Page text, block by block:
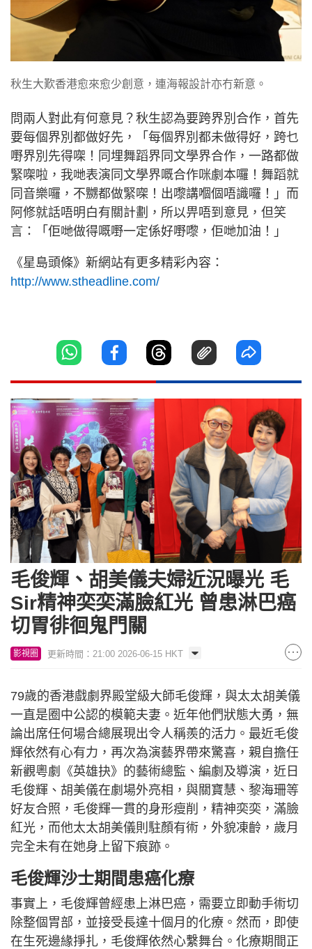
秋生大歎香港愈來愈少創意，連海報設計亦冇新意。
問兩人對此有何意見？秋生認為要跨界別合作，首先
要每個界別都做好先，「每個界別都未做得好，跨乜
嘢界別先得㗎！同埋舞蹈界同文學界合作，一路都做
緊㗎啦，我哋表演同文學界嘅合作咪劇本囉！舞蹈就
同音樂囉，不嬲都做緊㗎！出嚟講嗰個唔識囉！」而
阿修就話唔明白有關計劃，所以畀唔到意見，但笑
言：「佢哋做得嘅嘢一定係好嘢嚟，佢哋加油！」
《星島頭條》新網站有更多精彩內容：
http://www.stheadline.com/
毛俊輝、胡美儀夫婦近況曝光 毛
Sir精神奕奕滿臉紅光 曾患淋巴癌
切胃徘徊鬼門關
影視圈 更新時間：21:00 2026-06-15 HKT
79歲的香港戲劇界殿堂級大師毛俊輝，與太太胡美儀
一直是圈中公認的模範夫妻。近年他們狀態大勇，無
論出席任何場合總展現出令人稱羨的活力。最近毛俊
輝依然有心有力，再次為演藝界帶來驚喜，親自擔任
新觀粵劇《英雄抉》的藝術總監、編劇及導演，近日
毛俊輝、胡美儀在劇場外亮相，與關寶慧、黎海珊等
好友合照，毛俊輝一貫的身形瘦削，精神奕奕，滿臉
紅光，而他太太胡美儀則駐顏有術，外貌凍齡，歲月
完全未有在她身上留下痕跡。
毛俊輝沙士期間患癌化療
事實上，毛俊輝曾經患上淋巴癌，需要立即動手術切
除整個胃部，並接受長達十個月的化療。然而，即使
在生死邊緣掙扎，毛俊輝依然心繫舞台。化療期間正